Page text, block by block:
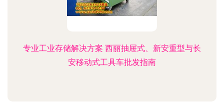
专业工业存储解决方案 西丽抽屉式、新安重型与长
安移动式工具车批发指南